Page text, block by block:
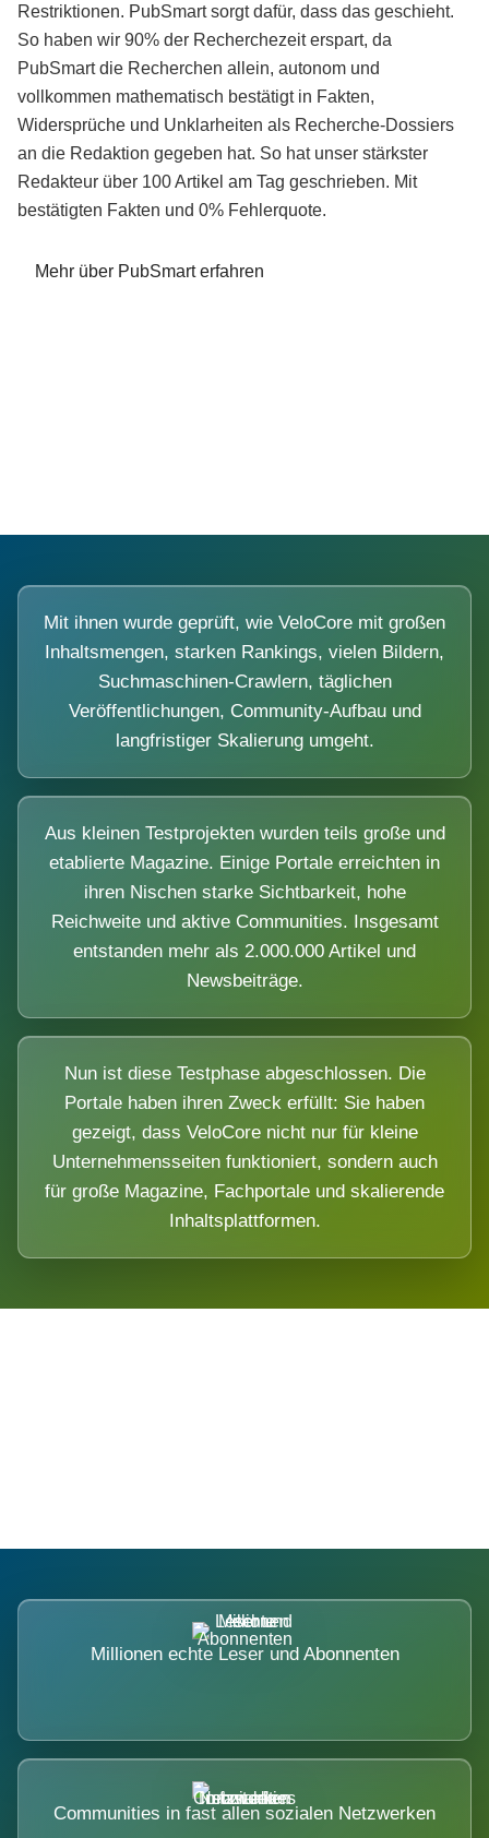
Restriktionen. PubSmart sorgt dafür, dass das geschieht.
So haben wir 90% der Recherchezeit erspart, da
PubSmart die Recherchen allein, autonom und
vollkommen mathematisch bestätigt in Fakten,
Widersprüche und Unklarheiten als Recherche-Dossiers
an die Redaktion gegeben hat. So hat unser stärkster
Redakteur über 100 Artikel am Tag geschrieben. Mit
bestätigten Fakten und 0% Fehlerquote.
Mehr über PubSmart erfahren
Mit ihnen wurde geprüft, wie VeloCore mit großen
Inhaltsmengen, starken Rankings, vielen Bildern,
Suchmaschinen-Crawlern, täglichen
Veröffentlichungen, Community-Aufbau und
langfristiger Skalierung umgeht.
Aus kleinen Testprojekten wurden teils große und
etablierte Magazine. Einige Portale erreichten in
ihren Nischen starke Sichtbarkeit, hohe
Reichweite und aktive Communities. Insgesamt
entstanden mehr als 2.000.000 Artikel und
Newsbeiträge.
Nun ist diese Testphase abgeschlossen. Die
Portale haben ihren Zweck erfüllt: Sie haben
gezeigt, dass VeloCore nicht nur für kleine
Unternehmensseiten funktioniert, sondern auch
für große Magazine, Fachportale und skalierende
Inhaltsplattformen.
Millionen echte Leser und Abonnenten
Communities in fast allen sozialen Netzwerken